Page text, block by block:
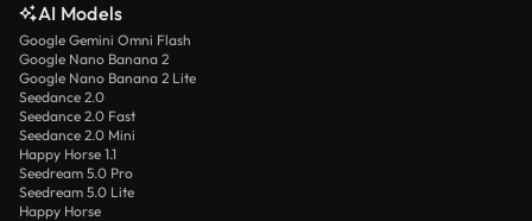
AI Models
Google Gemini Omni Flash
Google Nano Banana 2
Google Nano Banana 2 Lite
Seedance 2.0
Seedance 2.0 Fast
Seedance 2.0 Mini
Happy Horse 1.1
Seedream 5.0 Pro
Seedream 5.0 Lite
Happy Horse